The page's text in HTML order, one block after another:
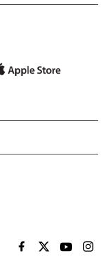
EL PAÍS BRASIL EN
EL PAÍSEL PAÍS
EL